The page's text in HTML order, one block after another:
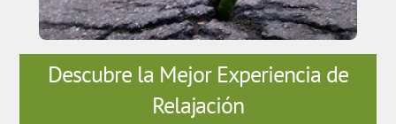
Descubre la Mejor Experiencia de
Relajación